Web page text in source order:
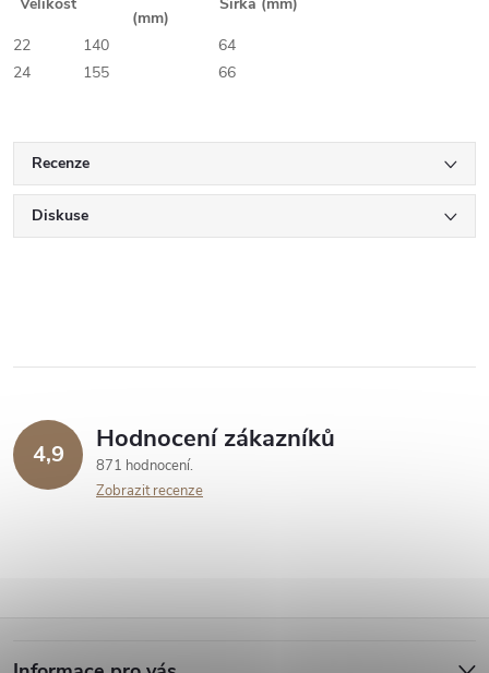
(mm)
22
140
64
24
155 66
Recenze
Diskuse
4,9 Hodnocení zákazníků
871 hodnocení
Zobrazit recenze